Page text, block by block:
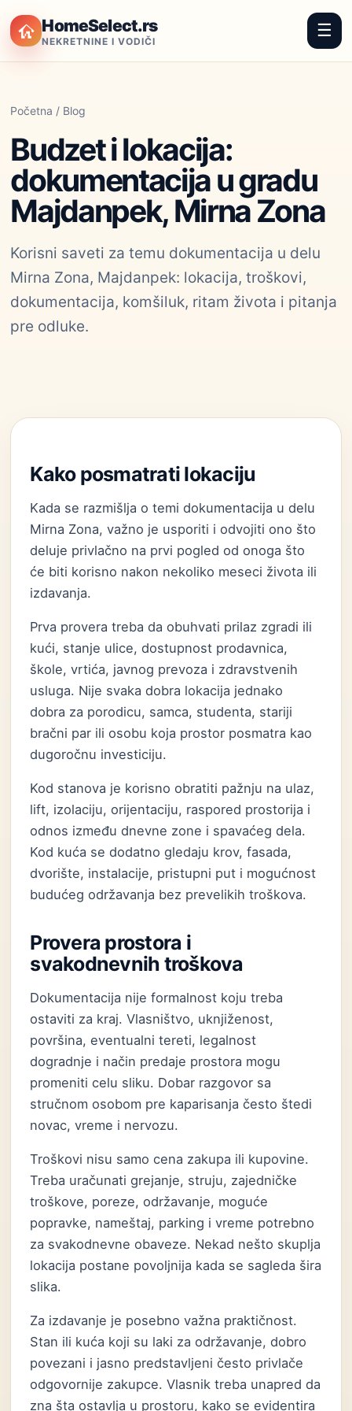
HomeSelect.rs
NEKRETNINE I VODIČI
☰
Početna / Blog
Budzet i lokacija:
dokumentacija u gradu
Majdanpek, Mirna Zona
Korisni saveti za temu dokumentacija u delu
Mirna Zona, Majdanpek: lokacija, troškovi,
dokumentacija, komšiluk, ritam života i pitanja
pre odluke.
Kako posmatrati lokaciju
Kada se razmišlja o temi dokumentacija u delu
Mirna Zona, važno je usporiti i odvojiti ono što
deluje privlačno na prvi pogled od onoga što
će biti korisno nakon nekoliko meseci života ili
izdavanja.
Prva provera treba da obuhvati prilaz zgradi ili
kući, stanje ulice, dostupnost prodavnica,
škole, vrtića, javnog prevoza i zdravstvenih
usluga. Nije svaka dobra lokacija jednako
dobra za porodicu, samca, studenta, stariji
bračni par ili osobu koja prostor posmatra kao
dugoročnu investiciju.
Kod stanova je korisno obratiti pažnju na ulaz,
lift, izolaciju, orijentaciju, raspored prostorija i
odnos između dnevne zone i spavaćeg dela.
Kod kuća se dodatno gledaju krov, fasada,
dvorište, instalacije, pristupni put i mogućnost
budućeg održavanja bez prevelikih troškova.
Provera prostora i
svakodnevnih troškova
Dokumentacija nije formalnost koju treba
ostaviti za kraj. Vlasništvo, uknjiženost,
površina, eventualni tereti, legalnost
dogradnje i način predaje prostora mogu
promeniti celu sliku. Dobar razgovor sa
stručnom osobom pre kaparisanja često štedi
novac, vreme i nervozu.
Troškovi nisu samo cena zakupa ili kupovine.
Treba uračunati grejanje, struju, zajedničke
troškove, poreze, održavanje, moguće
popravke, nameštaj, parking i vreme potrebno
za svakodnevne obaveze. Nekad nešto skuplja
lokacija postane povoljnija kada se sagleda šira
slika.
Za izdavanje je posebno važna praktičnost.
Stan ili kuća koji su laki za održavanje, dobro
povezani i jasno predstavljeni često privlače
odgovornije zakupce. Vlasnik treba unapred da
zna šta ostavlja u prostoru, kako se evidentira